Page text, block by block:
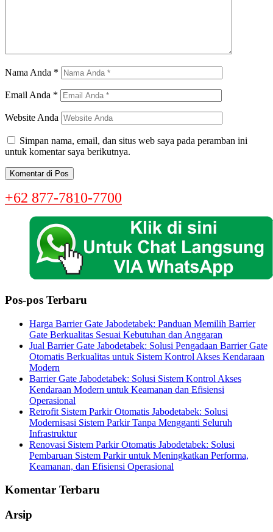
Nama Anda *
Email Anda *
Website Anda
Simpan nama, email, dan situs web saya pada peramban ini
untuk komentar saya berikutnya.
+62 877-7810-7700
Pos-pos Terbaru
Harga Barrier Gate Jabodetabek: Panduan Memilih Barrier
Gate Berkualitas Sesuai Kebutuhan dan Anggaran
Jual Barrier Gate Jabodetabek: Solusi Pengadaan Barrier Gate
Otomatis Berkualitas untuk Sistem Kontrol Akses Kendaraan
Modern
Barrier Gate Jabodetabek: Solusi Sistem Kontrol Akses
Kendaraan Modern untuk Keamanan dan Efisiensi
Operasional
Retrofit Sistem Parkir Otomatis Jabodetabek: Solusi
Modernisasi Sistem Parkir Tanpa Mengganti Seluruh
Infrastruktur
Renovasi Sistem Parkir Otomatis Jabodetabek: Solusi
Pembaruan Sistem Parkir untuk Meningkatkan Performa,
Keamanan, dan Efisiensi Operasional
Komentar Terbaru
Arsip